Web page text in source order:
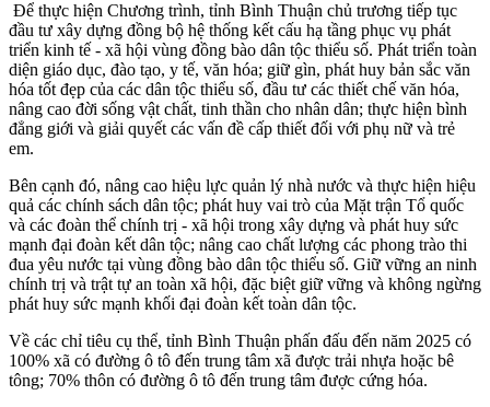
Để thực hiện Chương trình, tỉnh Bình Thuận chủ trương tiếp tục
đầu tư xây dựng đồng bộ hệ thống kết cấu hạ tầng phục vụ phát
triển kinh tế - xã hội vùng đồng bào dân tộc thiểu số. Phát triển toàn
diện giáo dục, đào tạo, y tế, văn hóa; giữ gìn, phát huy bản sắc văn
hóa tốt đẹp của các dân tộc thiểu số, đầu tư các thiết chế văn hóa,
nâng cao đời sống vật chất, tinh thần cho nhân dân; thực hiện bình
đẳng giới và giải quyết các vấn đề cấp thiết đối với phụ nữ và trẻ
em.
Bên cạnh đó, nâng cao hiệu lực quản lý nhà nước và thực hiện hiệu
quả các chính sách dân tộc; phát huy vai trò của Mặt trận Tổ quốc
và các đoàn thể chính trị - xã hội trong xây dựng và phát huy sức
mạnh đại đoàn kết dân tộc; nâng cao chất lượng các phong trào thi
đua yêu nước tại vùng đồng bào dân tộc thiểu số. Giữ vững an ninh
chính trị và trật tự an toàn xã hội, đặc biệt giữ vững và không ngừng
phát huy sức mạnh khối đại đoàn kết toàn dân tộc.
Về các chỉ tiêu cụ thể, tỉnh Bình Thuận phấn đấu đến năm 2025 có
100% xã có đường ô tô đến trung tâm xã được trải nhựa hoặc bê
tông; 70% thôn có đường ô tô đến trung tâm được cứng hóa.